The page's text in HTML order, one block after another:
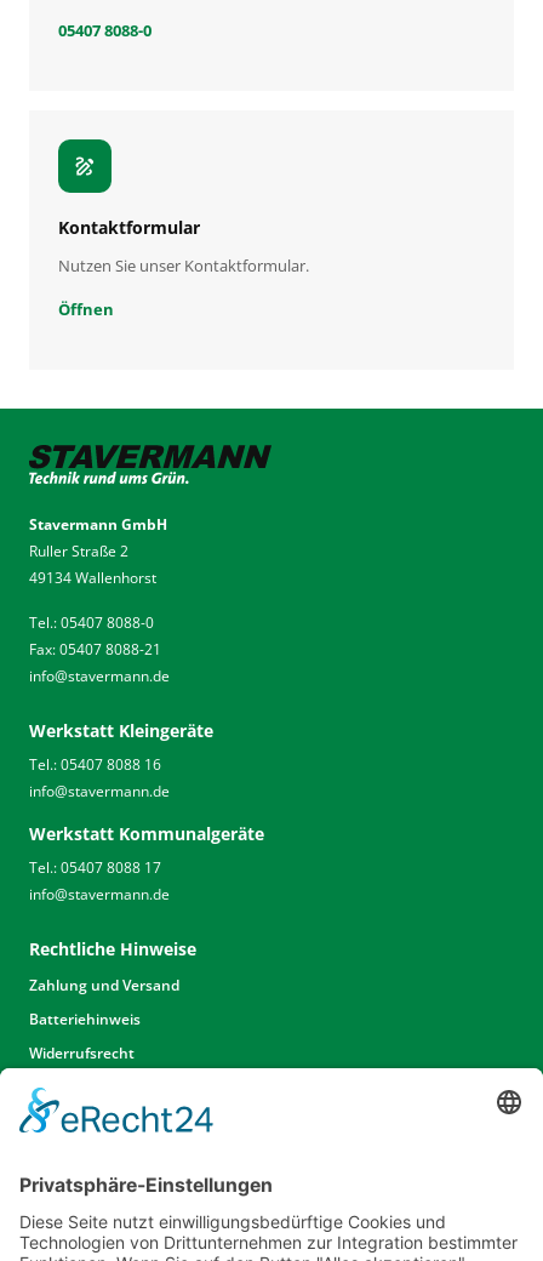
05407 8088-0
draw
Kontaktformular
Nutzen Sie unser Kontaktformular.
Öffnen
Stavermann GmbH
Ruller Straße 2
49134 Wallenhorst
Tel.: 05407 8088-0
Fax: 05407 8088-21
info@stavermann.de
Werkstatt Kleingeräte
Tel.: 05407 8088 16
info@stavermann.de
Werkstatt Kommunalgeräte
Tel.: 05407 8088 17
info@stavermann.de
Rechtliche Hinweise
Zahlung und Versand
Batteriehinweis
Widerrufsrecht
Widerrufsrecht Dienstleistungen
AGB
Unsere Website
Unser Angebot
Service